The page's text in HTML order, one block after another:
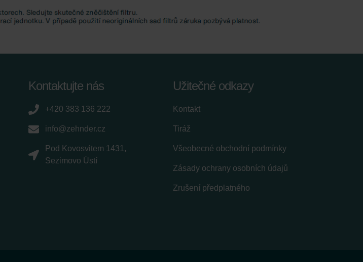
Kontaktujte nás
+420 383 136 222
info@zehnder.cz
Pod Kovosvitem 1431,
Sezimovo Ústí
Užitečné odkazy
Kontakt
Tiráž
Všeobecné obchodní podmínky
Zásady ochrany osobních údajů
Zrušení předplatného